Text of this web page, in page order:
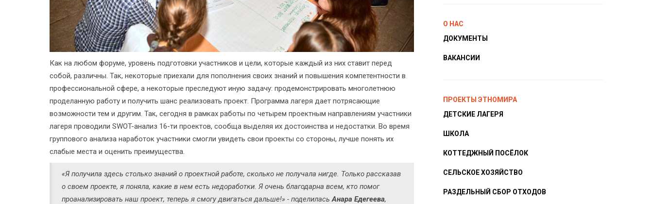
Как на любом форуме, уровень подготовки участников и цели, которые каждый из них ставит перед
собой, различны. Так, некоторые приехали для пополнения своих знаний и повышения компетентности в
профессиональной сфере, а некоторые преследуют иную задачу: продемонстрировать многолетнюю
проделанную работу и получить шанс реализовать проект. Программа лагеря дает потрясающие
возможности тем и другим. Так, сегодня в рамках работы по четырем проектным направлениям участники
лагеря проводили SWOT-анализ 16-ти проектов, сообща выделяя их достоинства и недостатки. Во время
группового анализа наработок участники смогли увидеть свои проекты со стороны, лучше понять их
слабые места и оценить преимущества.
«Я получила здесь столько знаний о проектной работе, сколько не получала нигде. Только рассказав
о своем проекте, я поняла, какие в нем есть недоработки. Я очень благодарна всем, кто помог
проанализировать наш проект, теперь я смогу двигаться дальше!» - поделилась Анара Едегеева,
О НАС
ДОКУМЕНТЫ
ВАКАНСИИ
ПРОЕКТЫ ЭТНОМИРА
ДЕТСКИЕ ЛАГЕРЯ
ШКОЛА
КОТТЕДЖНЫЙ ПОСЁЛОК
СЕЛЬСКОЕ ХОЗЯЙСТВО
РАЗДЕЛЬНЫЙ СБОР ОТХОДОВ